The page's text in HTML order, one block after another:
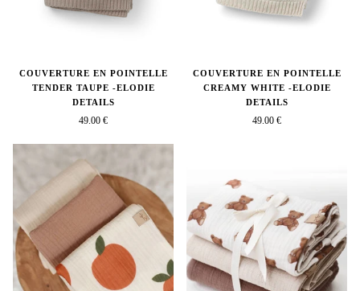
COUVERTURE EN POINTELLE
TENDER TAUPE -ELODIE
DETAILS
49.00 €
COUVERTURE EN POINTELLE
CREAMY WHITE -ELODIE
DETAILS
49.00 €